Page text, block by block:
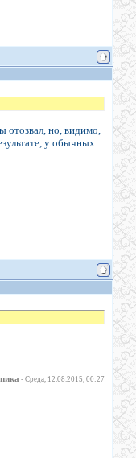
но, видимо,
у обычных
-Среда, 12.08.2015, 00:27